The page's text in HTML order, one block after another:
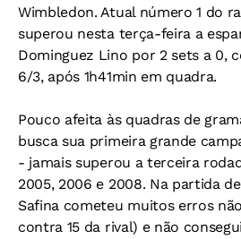
Wimbledon. Atual número 1 do
superou nesta terça-feira a
Dominguez Lino por 2 sets a 0,
6/3, após 1h41min em quadra.
Pouco afeita às quadras de
busca sua primeira grande
- jamais superou a terceira
2005, 2006 e 2008. Na partida
Safina cometeu muitos erros
contra 15 da rival) e não